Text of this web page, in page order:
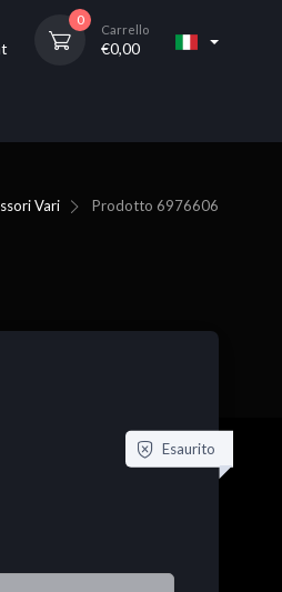
0
Carrello
€0,00
Vari Prodotto 6976606
Esaurito